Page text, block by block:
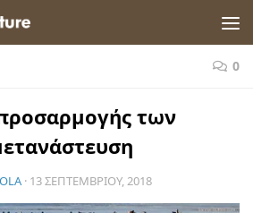
0
των
· 13 ΣΕΠΤΕΜΒΡΊΟΥ, 2018